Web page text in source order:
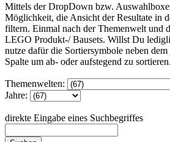
Mittels der DropDown bzw.
Möglichkeit, die Ansicht der Resultate in
filtern. Einmal nach der Themenwelt und
LEGO Produkt-/ Bausets. Willst Du
nutze dafür die Sortiersymbole neben
Spalte um ab- oder aufstegend zu sortieren.
Themenwelten:
Jahre:
direkte Eingabe eines Suchbegriffes